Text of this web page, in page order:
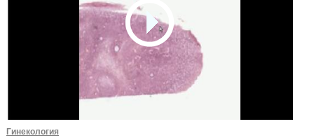
Гинекология